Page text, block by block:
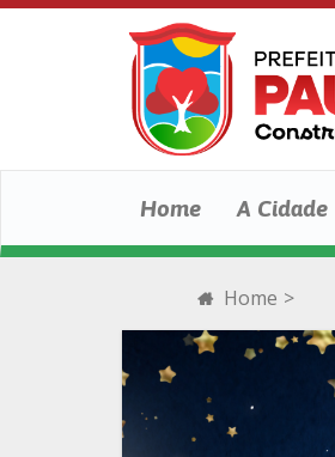
Home A Cidade
Home >